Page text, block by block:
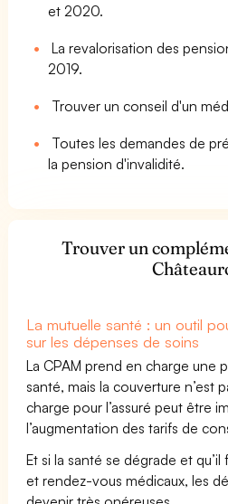
et 2020.
La revalorisation des
2019.
Trouver un conseil d'un
Toutes les demandes de
la pension d'invalidité.
Trouver un
La mutuelle santé : un outil
sur les dépenses de soins
La CPAM prend en charge une
santé, mais la couverture n’est
charge pour l’assuré peut être
l’augmentation des tarifs de
Et si la santé se dégrade et
et rendez-vous médicaux, les